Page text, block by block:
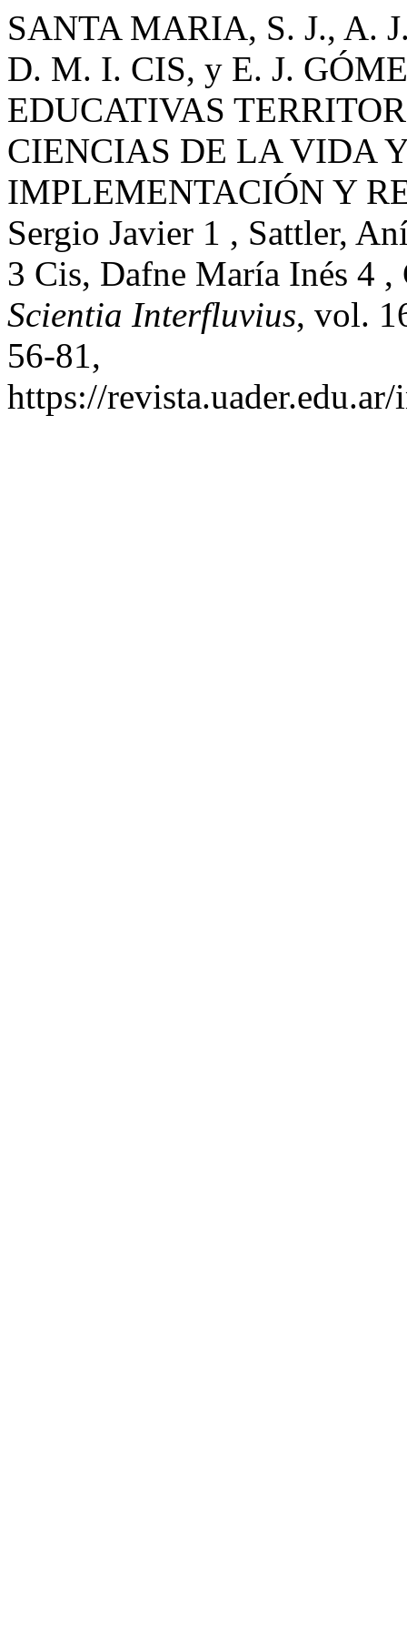
SANTA MARIA, S. J., A.
D. M. I. CIS, y E. J.
EDUCATIVAS
CIENCIAS DE LA VIDA
IMPLEMENTACIÓN Y
Sergio Javier 1 , Sattler,
3 Cis, Dafne María Inés 4
Scientia Interfluvius, vol.
56-81,
https://